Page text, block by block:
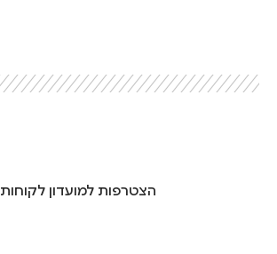
הצטרפות למועדון לקוחות